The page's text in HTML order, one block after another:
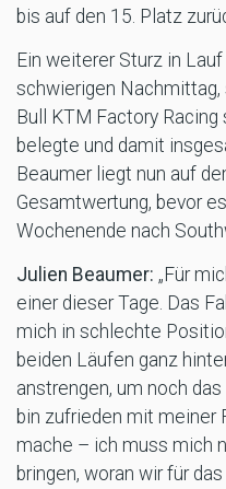
bis auf den 15. Platz
Ein weiterer Sturz in
schwierigen Nachmittag,
Bull KTM Factory
belegte und damit
Beaumer liegt nun auf
Gesamtwertung, bevor
Wochenende nach
Julien Beaumer: „Für
einer dieser Tage. Das
mich in schlechte
beiden Läufen ganz
anstrengen, um noch
bin zufrieden mit meiner
mache – ich muss mich
bringen, woran wir für